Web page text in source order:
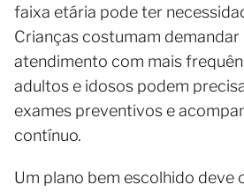
faixa etária pode ter
Crianças costumam
atendimento com mais
adultos e idosos podem
exames preventivos e
contínuo.
Um plano bem escolhido deve